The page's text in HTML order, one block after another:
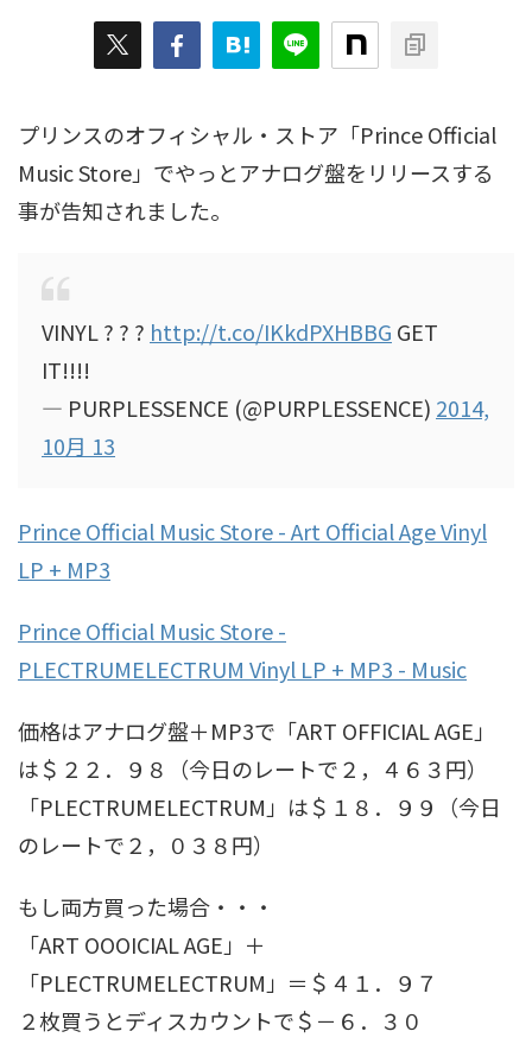
プリンスのオフィシャル・ストア「Prince Official
Music Store」でやっとアナログ盤をリリースする
事が告知されました。
VINYL ? ? ? http://t.co/IKkdPXHBBG GET
IT!!!!
— PURPLESSENCE (@PURPLESSENCE) 2014,
10月 13
Prince Official Music Store - Art Official Age Vinyl
LP + MP3
Prince Official Music Store -
PLECTRUMELECTRUM Vinyl LP + MP3 - Music
価格はアナログ盤＋MP3で「ART OFFICIAL AGE」
は＄２２．９８（今日のレートで２，４６３円）
「PLECTRUMELECTRUM」は＄１８．９９（今日
のレートで２，０３８円）
もし両方買った場合・・・
「ART OOOICIAL AGE」＋
「PLECTRUMELECTRUM」＝＄４１．９７
２枚買うとディスカウントで＄－６．３０